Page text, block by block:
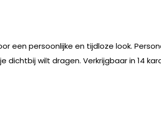
een persoonlijke en tijdloze look.
wilt dragen. Verkrijgbaar in 14